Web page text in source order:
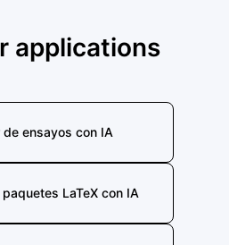
applications
de ensayos con IA
LaTeX con IA